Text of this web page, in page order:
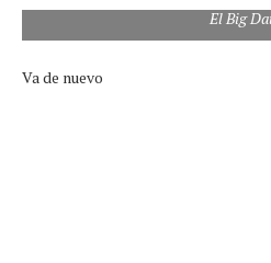
El Big
Va de nuevo